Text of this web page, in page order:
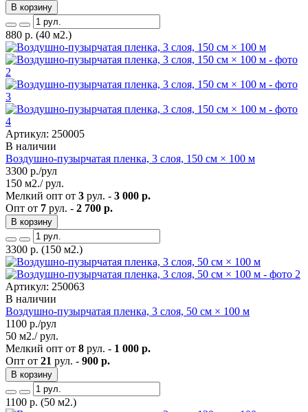
В корзину
880 р. (40 м2.)
Артикул: 250005
В наличии
Воздушно-пузырчатая пленка, 3 слоя, 150 см × 100 м
3300 р./рул
150 м2./ рул.
Мелкий опт от 3 рул. - 3 000 р.
Опт от 7 рул. - 2 700 р.
В корзину
3300 р. (150 м2.)
Артикул: 250063
В наличии
Воздушно-пузырчатая пленка, 3 слоя, 50 см × 100 м
1100 р./рул
50 м2./ рул.
Мелкий опт от 8 рул. - 1 000 р.
Опт от 21 рул. - 900 р.
В корзину
1100 р. (50 м2.)